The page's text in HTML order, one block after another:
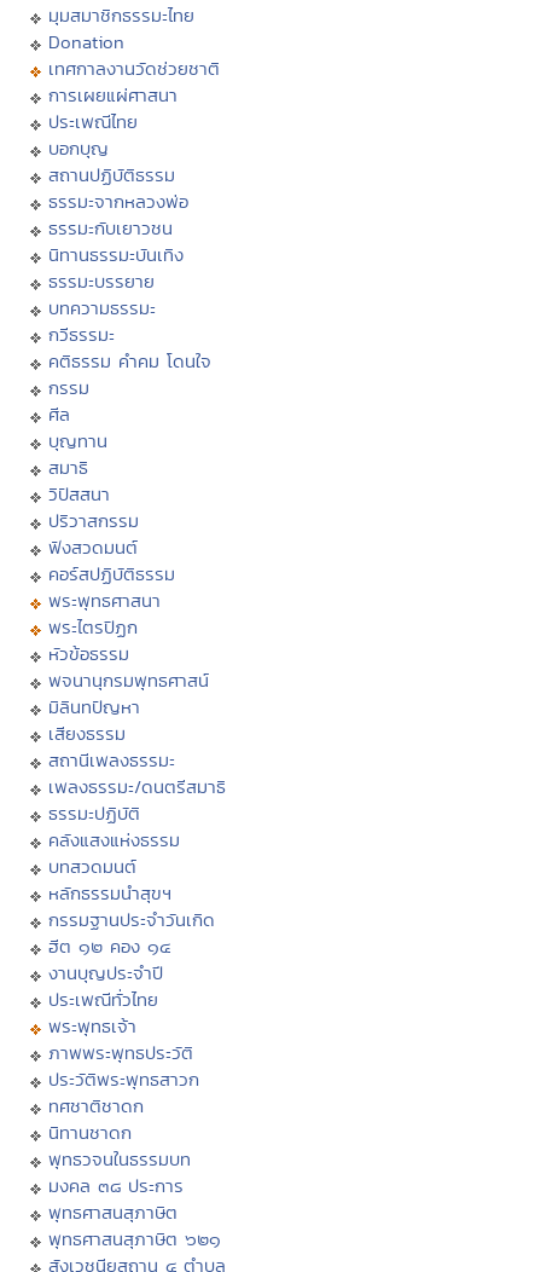
มุมสมาชิกธรรมะไทย
Donation
เทศกาลงานวัดช่วยชาติ
การเผยแผ่ศาสนา
ประเพณีไทย
บอกบุญ
สถานปฏิบัติธรรม
ธรรมะจากหลวงพ่อ
ธรรมะกับเยาวชน
นิทานธรรมะบันเทิง
ธรรมะบรรยาย
บทความธรรมะ
กวีธรรมะ
คติธรรม คำคม โดนใจ
กรรม
ศีล
บุญทาน
สมาธิ
วิปัสสนา
ปริวาสกรรม
ฟังสวดมนต์
คอร์สปฏิบัติธรรม
พระพุทธศาสนา
พระไตรปิฏก
หัวข้อธรรม
พจนานุกรมพุทธศาสน์
มิลินทปัญหา
เสียงธรรม
สถานีเพลงธรรมะ
เพลงธรรมะ/ดนตรีสมาธิ
ธรรมะปฏิบัติ
คลังแสงแห่งธรรม
บทสวดมนต์
หลักธรรมนำสุขฯ
กรรมฐานประจำวันเกิด
ฮีต ๑๒ คอง ๑๔
งานบุญประจำปี
ประเพณีทั่วไทย
พระพุทธเจ้า
ภาพพระพุทธประวัติ
ประวัติพระพุทธสาวก
ทศชาติชาดก
นิทานชาดก
พุทธวจนในธรรมบท
มงคล ๓๘ ประการ
พุทธศาสนสุภาษิต
พุทธศาสนสุภาษิต ๖๒๑
สังเวชนียสถาน ๔ ตำบล